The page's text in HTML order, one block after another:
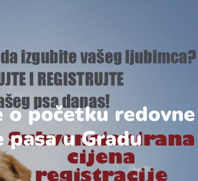
o početku redovne
u Gradu